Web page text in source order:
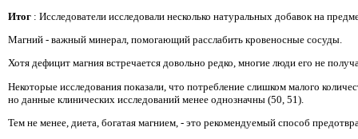
Итог : Исследователи исследовали несколько натуральных добавок на
Магний - важный минерал, помогающий расслабить кровеносные сосуды.
Хотя дефицит магния встречается довольно редко, многие люди его не
Некоторые исследования показали, что потребление слишком малого
но данные клинических исследований менее однозначны (50, 51).
Тем не менее, диета, богатая магнием, - это рекомендуемый способ